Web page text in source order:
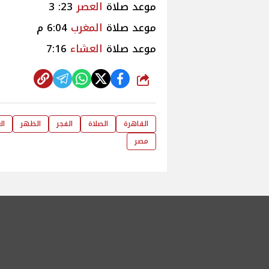
موعد صلاة العصر23: 3
موعد صلاة المغرب
موعد صلاة العشاء
شارك
القاهرة الصلاة الفجر الظهر
مصر